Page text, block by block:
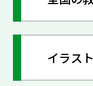
イラス